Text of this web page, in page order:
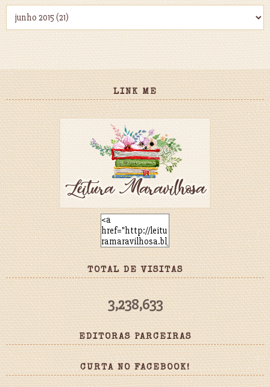
LINK ME
TOTAL DE VISITAS
3,238,633
EDITORAS PARCEIRAS
CURTA NO FACEBOOK!